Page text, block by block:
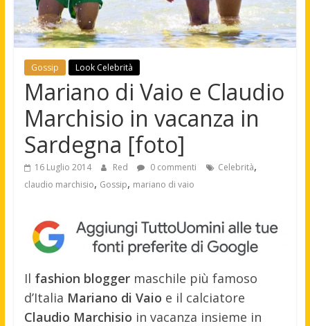
Gossip Look Celebrità
Mariano di Vaio e Claudio
Marchisio in vacanza in
Sardegna [foto]
16 Luglio 2014 Red 0 commenti Celebrità,
claudio marchisio, Gossip, mariano di vaio
Il fashion bloggermaschile più famoso
d’Italia Mariano di Vaio e il calciatore
Claudio Marchisio in vacanza insieme in